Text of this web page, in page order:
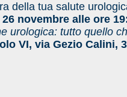
della tua salute
novembre alle ore
urologica: tutto quello
VI, via Gezio Calini,